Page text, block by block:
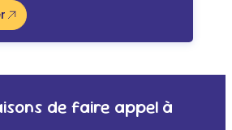
de faire appel à